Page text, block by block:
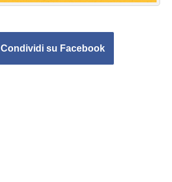
Condividi su Facebook